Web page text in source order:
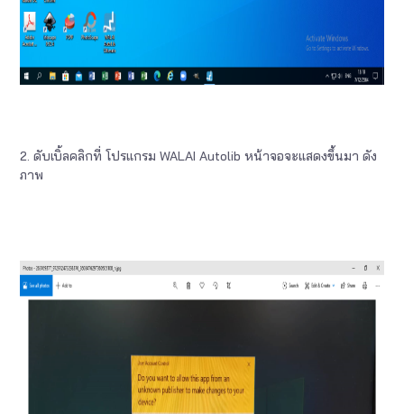
2. ดับเบิ้ลคลิกที่ โปรแกรม WALAI Autolib หน้าจอจะแสดงขึ้นมา ดัง
ภาพ